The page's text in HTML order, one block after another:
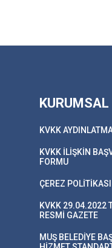
KURUMSAL
KVKK
KVKK İLİŞKİN
FORMU
ÇEREZ POLİTİKASI
KVKK 29.04.2022
RESMİ GAZETE
MUŞ BELEDİYE